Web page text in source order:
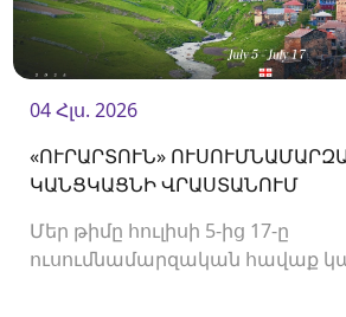
04 Հլս. 2026
«ՈՒՐԱՐՏՈՒՆ»
ԿԱՆՑԿԱՑՆԻ ՎՐԱՍՏԱՆՈՒՄ
Մեր թիմը հուլիսի 5-ից 17-ը
ուսումնամարզական հավաք